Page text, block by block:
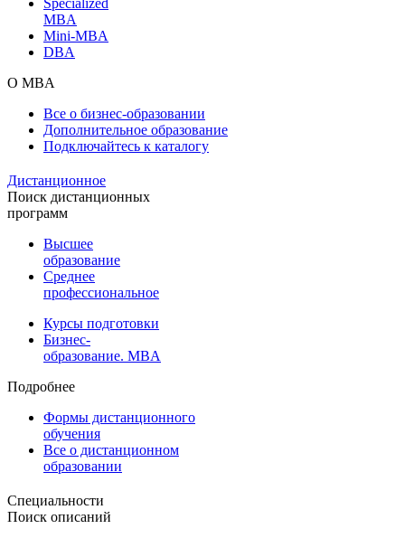
MBA
Mini-MBA
DBA
О MBA
Все о бизнес-образовании
Дополнительное образование
Подключайтесь к каталогу
Дистанционное
Поиск дистанционных
программ
Высшее
образование
Среднее
профессиональное
Курсы подготовки
Бизнес-
образование. MBA
Подробнее
Формы дистанционного
обучения
Все о дистанционном
образовании
Специальности
Поиск описаний